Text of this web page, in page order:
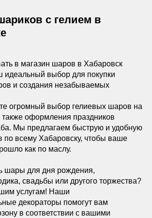
с гелием в
в магазин шаров в Хабаровск
выбор для покупки
и создания незабываемых
огромный выбор гелиевых шаров на
оформления праздников
Мы предлагаем быструю и удобную
по всему Хабаровску, чтобы ваше
как по маслу.
шары для дня рождения,
свадьбы или другого торжества?
услугам! Наши
декораторы помогут вам
в соответствии с вашими